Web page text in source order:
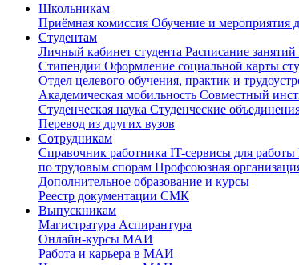
Школьникам
Приёмная комиссия Обучение и мероприятия
Студентам
Личный кабинет студента Расписание занятий
Стипендии Оформление социальной карты
Отдел целевого обучения, практик и
Академическая мобильность Совместный
Студенческая наука Студенческие
Перевод из других вузов
Сотрудникам
Cправочник работника IT-сервисы для работы
по трудовым спорам Профсоюзная
Дополнительное образование и курсы
Реестр документации СМК
Выпускникам
Магистратура Аспирантура
Онлайн-курсы МАИ
Работа и карьера в МАИ